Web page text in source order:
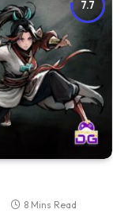
7.7
8 Mins Read